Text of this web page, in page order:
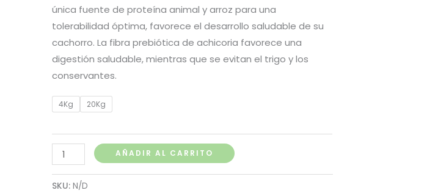
S/ 440.00
única fuente de proteína animal y arroz para una
tolerabilidad óptima, favorece el desarrollo saludable de su
cachorro. La fibra prebiótica de achicoria favorece una
digestión saludable, mientras que se evitan el trigo y los
conservantes.
4Kg 20Kg
Clauder's
Best
AÑADIR AL CARRITO
SKU: N/D